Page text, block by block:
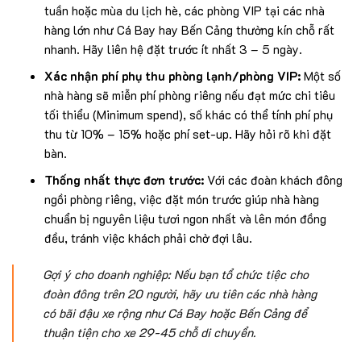
tuần hoặc mùa du lịch hè, các phòng VIP tại các nhà
hàng lớn như Cá Bay hay Bến Cảng thường kín chỗ rất
nhanh. Hãy liên hệ đặt trước ít nhất 3 – 5 ngày.
Xác nhận phí phụ thu phòng lạnh/phòng VIP:Một số
nhà hàng sẽ miễn phí phòng riêng nếu đạt mức chi tiêu
tối thiểu (Minimum spend), số khác có thể tính phí phụ
thu từ 10% – 15% hoặc phí set-up. Hãy hỏi rõ khi đặt
bàn.
Thống nhất thực đơn trước:Với các đoàn khách đông
ngồi phòng riêng, việc đặt món trước giúp nhà hàng
chuẩn bị nguyên liệu tươi ngon nhất và lên món đồng
đều, tránh việc khách phải chờ đợi lâu.
Gợi ý cho doanh nghiệp: Nếu bạn tổ chức tiệc cho
đoàn đông trên 20 người, hãy ưu tiên các nhà hàng
có bãi đậu xe rộng như Cá Bay hoặc Bến Cảng để
thuận tiện cho xe 29-45 chỗ di chuyển.